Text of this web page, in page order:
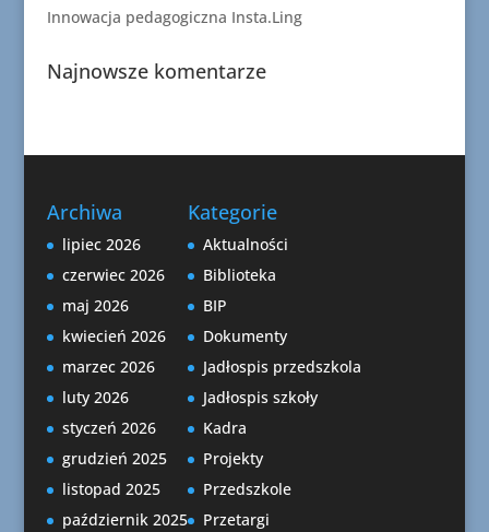
Innowacja pedagogiczna Insta.Ling
Najnowsze komentarze
Archiwa
lipiec 2026
czerwiec 2026
maj 2026
kwiecień 2026
marzec 2026
luty 2026
styczeń 2026
grudzień 2025
listopad 2025
październik 2025
Kategorie
Aktualności
Biblioteka
BIP
Dokumenty
Jadłospis przedszkola
Jadłospis szkoły
Kadra
Projekty
Przedszkole
Przetargi